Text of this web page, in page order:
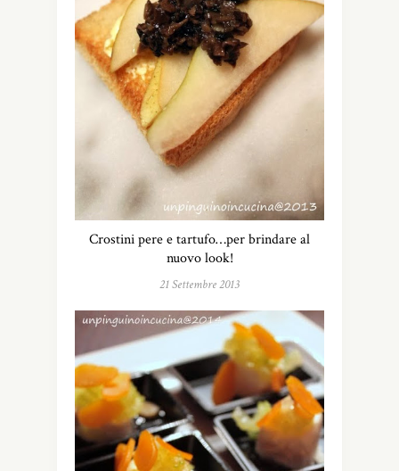
Crostini pere e tartufo…per brindare al
nuovo look!
21 Settembre 2013